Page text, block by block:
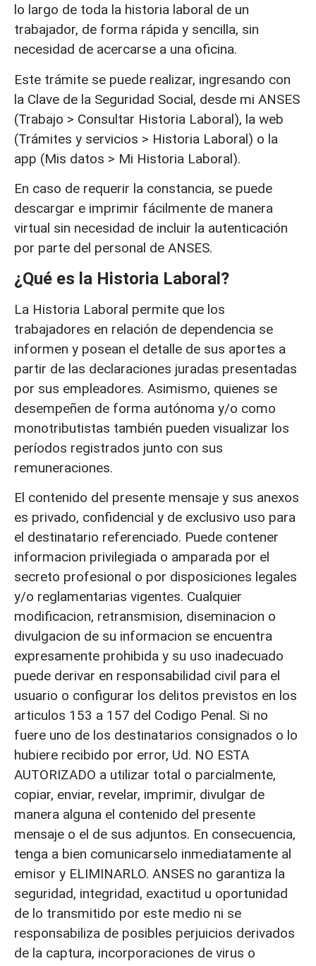
lo largo de toda la historia laboral de un
trabajador, de forma rápida y sencilla, sin
necesidad de acercarse a una oficina.
Este trámite se puede realizar, ingresando con
la Clave de la Seguridad Social, desde mi ANSES
(Trabajo > Consultar Historia Laboral), la web
(Trámites y servicios > Historia Laboral) o la
app (Mis datos > Mi Historia Laboral).
En caso de requerir la constancia, se puede
descargar e imprimir fácilmente de manera
virtual sin necesidad de incluir la autenticación
por parte del personal de ANSES.
¿Qué es la Historia Laboral?
La Historia Laboral permite que los
trabajadores en relación de dependencia se
informen y posean el detalle de sus aportes a
partir de las declaraciones juradas presentadas
por sus empleadores. Asimismo, quienes se
desempeñen de forma autónoma y/o como
monotributistas también pueden visualizar los
períodos registrados junto con sus
remuneraciones.
El contenido del presente mensaje y sus anexos
es privado, confidencial y de exclusivo uso para
el destinatario referenciado. Puede contener
informacion privilegiada o amparada por el
secreto profesional o por disposiciones legales
y/o reglamentarias vigentes. Cualquier
modificacion, retransmision, diseminacion o
divulgacion de su informacion se encuentra
expresamente prohibida y su uso inadecuado
puede derivar en responsabilidad civil para el
usuario o configurar los delitos previstos en los
articulos 153 a 157 del Codigo Penal. Si no
fuere uno de los destinatarios consignados o lo
hubiere recibido por error, Ud. NO ESTA
AUTORIZADO a utilizar total o parcialmente,
copiar, enviar, revelar, imprimir, divulgar de
manera alguna el contenido del presente
mensaje o el de sus adjuntos. En consecuencia,
tenga a bien comunicarselo inmediatamente al
emisor y ELIMINARLO. ANSES no garantiza la
seguridad, integridad, exactitud u oportunidad
de lo transmitido por este medio ni se
responsabiliza de posibles perjuicios derivados
de la captura, incorporaciones de virus o